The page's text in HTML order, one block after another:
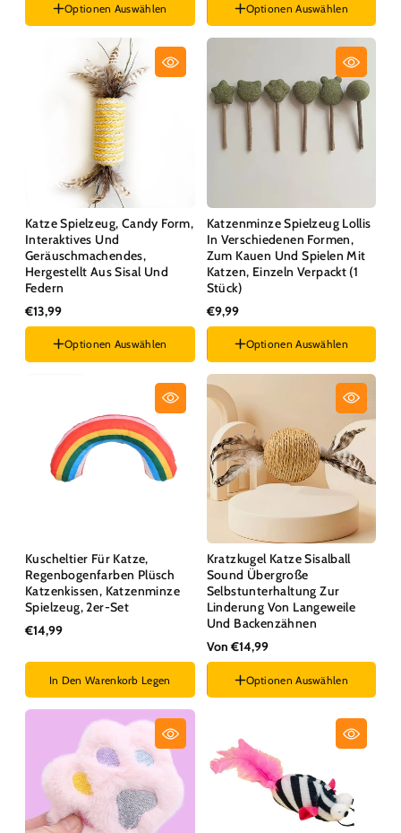
Optionen Auswählen Optionen Auswählen
Katze Spielzeug, Candy Form,
Interaktives Und
Geräuschmachendes,
Hergestellt Aus Sisal Und
Federn
€13,99
Optionen Auswählen
Katzenminze Spielzeug Lollis
In Verschiedenen Formen,
Zum Kauen Und Spielen Mit
Katzen, Einzeln Verpackt (1
Stück)
€9,99
Optionen Auswählen
Kuscheltier Für Katze,
Regenbogenfarben Plüsch
Katzenkissen, Katzenminze
Spielzeug, 2er-Set
€14,99
In Den Warenkorb Legen
Kratzkugel Katze Sisalball
Sound Übergroße
Selbstunterhaltung Zur
Linderung Von Langeweile
Und Backenzähnen
Von €14,99
Optionen Auswählen